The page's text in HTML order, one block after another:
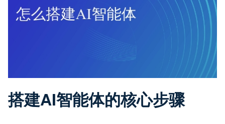
搭建AI智能体的核心步骤